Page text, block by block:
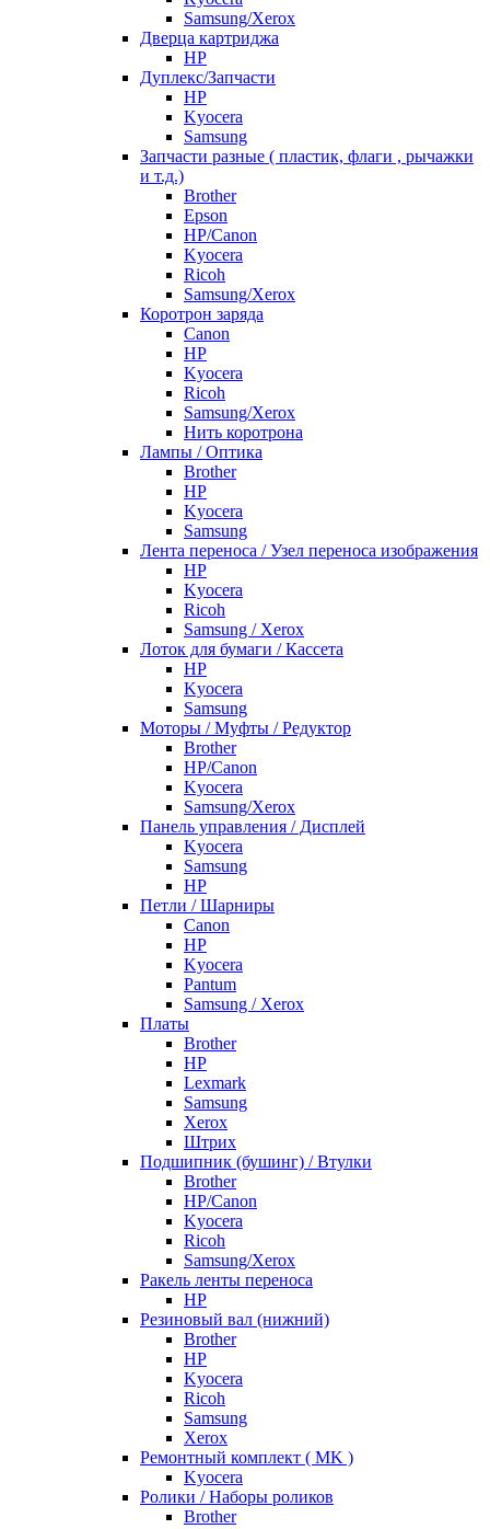
Samsung/Xerox
Дверца картриджа
HP
Дуплекс/Запчасти
HP
Kyocera
Samsung
Запчасти разные ( пластик, флаги , рычажки
и т.д.)
Brother
Epson
HP/Canon
Kyocera
Ricoh
Samsung/Xerox
Коротрон заряда
Canon
HP
Kyocera
Ricoh
Samsung/Xerox
Нить коротрона
Лампы / Оптика
Brother
HP
Kyocera
Samsung
Лента переноса / Узел переноса изображения
HP
Kyocera
Ricoh
Samsung / Xerox
Лоток для бумаги / Кассета
HP
Kyocera
Samsung
Моторы / Муфты / Редуктор
Brother
HP/Canon
Kyocera
Samsung/Xerox
Панель управления / Дисплей
Kyocera
Samsung
НР
Петли / Шарниры
Canon
HP
Kyocera
Pantum
Samsung / Xerox
Платы
Brother
HP
Lexmark
Samsung
Xerox
Штрих
Подшипник (бушинг) / Втулки
Brother
HP/Canon
Kyocera
Ricoh
Samsung/Xerox
Ракель ленты переноса
HP
Резиновый вал (нижний)
Brother
HP
Kyocera
Ricoh
Samsung
Xerox
Ремонтный комплект ( MK )
Kyocera
Ролики / Наборы роликов
Brother